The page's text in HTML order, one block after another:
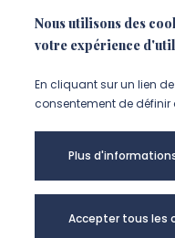
Nous utilisons des
votre expérience
En cliquant sur un lien
consentement de définir
Plus
Accepter tous les